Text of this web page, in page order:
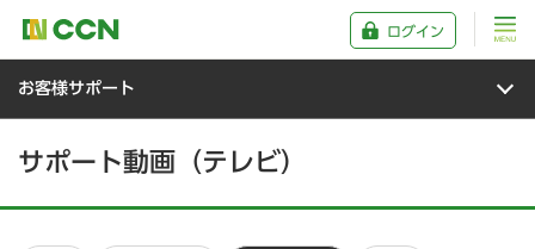
ログイン
お客様サポート
サポート動画（テレビ）